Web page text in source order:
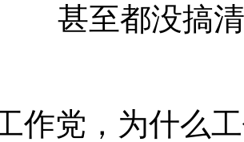
甚至都没搞
作党，为什么